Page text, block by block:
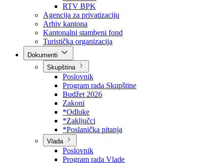
Direkcija za šumarstvo
Javna preduzeća
BPK šume
RTV BPK
Agencija za privatizaciju
Arhiv kantona
Kantonalni stambeni fond
Turistička organizacija
Skupština
Poslovnik
Program rada Skupštine
Budžet 2026
Zakoni
*Odluke
*Zaključci
*Poslanička pitanja